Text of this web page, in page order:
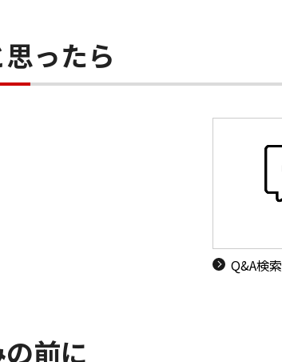
ったら
Q&A検索
前に